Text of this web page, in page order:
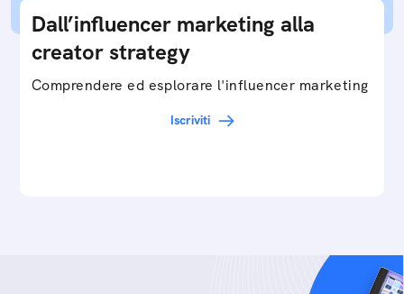
Dall’influencer marketing alla
creator strategy
Comprendere ed esplorare l'influencer marketing
Iscriviti